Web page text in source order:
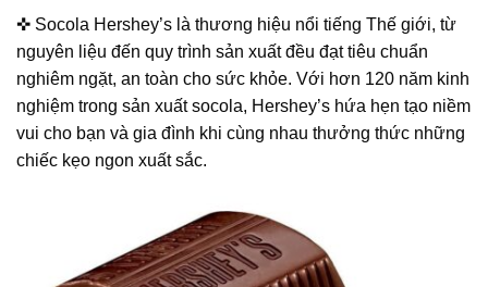
✜ Socola Hershey’s là thương hiệu nổi tiếng Thế giới, từ
nguyên liệu đến quy trình sản xuất đều đạt tiêu chuẩn
nghiêm ngặt, an toàn cho sức khỏe. Với hơn 120 năm kinh
nghiệm trong sản xuất socola, Hershey’s hứa hẹn tạo niềm
vui cho bạn và gia đình khi cùng nhau thưởng thức những
chiếc kẹo ngon xuất sắc.